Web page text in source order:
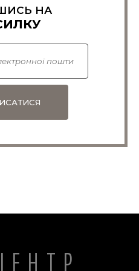
які свідчення Потопу -
свідоцтва, які
час, процесами, що
який заперечує
і Потоп.
Journal of Creation
НА